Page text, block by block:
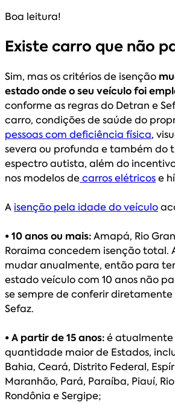
Boa leitura!
Existe carro que não
Sim, mas os critérios de isenção
estado onde o seu veículo foi
conforme as regras do Detran e
carro, condições de saúde do
pessoas com deficiência física,
severa ou profunda e também do
espectro autista, além do
nos modelos decarros elétricose
A isenção pela idade do veículo
• 10 anos ou mais:Amapá, Rio
Roraima concedem isenção total.
mudar anualmente, então para
estado veículo com 10 anos não
se sempre de conferir diretamente
Sefaz.
• A partir de 15 anos:é
quantidade maior de Estados,
Bahia, Ceará, Distrito Federal,
Maranhão, Pará, Paraíba, Piauí,
Rondônia e Sergipe;